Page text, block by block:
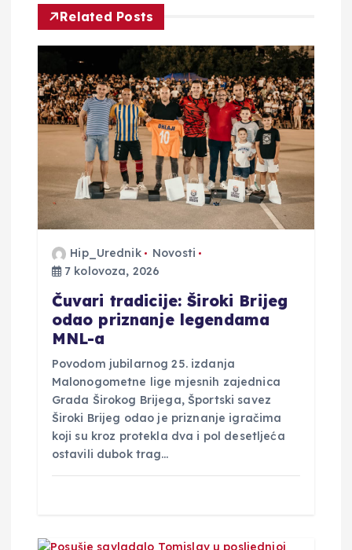
a
b
Related Posts
Hip_Urednik
Novosti
7 kolovoza, 2026
Čuvari tradicije: Široki Brijeg
odao priznanje legendama
MNL-a
Povodom jubilarnog 25. izdanja
Malonogometne lige mjesnih zajednica
Grada Širokog Brijega, Športski savez
Široki Brijeg odao je priznanje igračima
koji su kroz protekla dva i pol desetljeća
ostavili dubok trag…